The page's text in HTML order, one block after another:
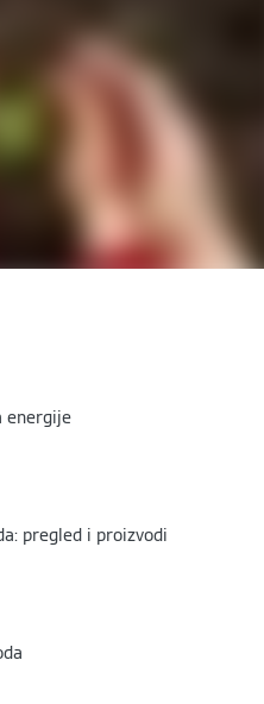
energije
pregled i proizvodi